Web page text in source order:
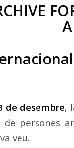
de desembre,
de persones
veu.